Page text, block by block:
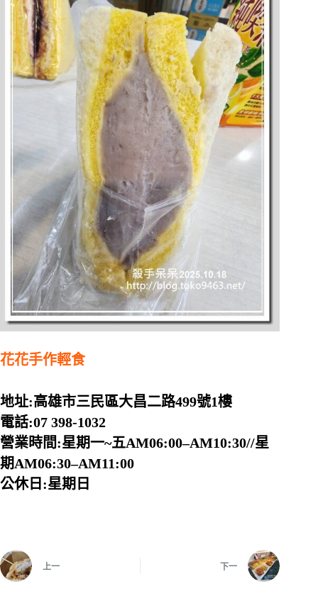
花花手作輕食
地址:高雄市三民區大昌二路499號1樓
電話:07 398-1032
營業時間:星期一~五AM06:00–AM10:30//星
期AM06:30–AM11:00
公休日:星期日
上一 下一